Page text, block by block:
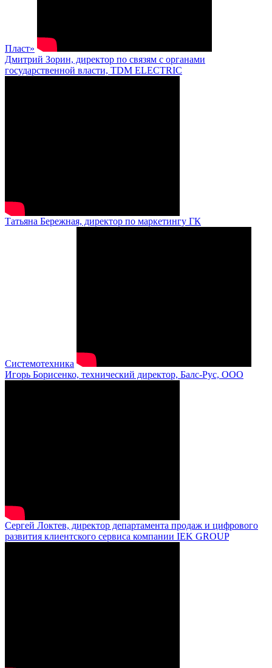
Пласт»
Дмитрий Зорин, директор по связям с органами
государственной власти, TDM ELECTRIC
Татьяна Бережная, директор по маркетингу ГК
Системотехника
Игорь Борисенко, технический директор, Балс-Рус, ООО
Сергей Локтев, директор департамента продаж и цифрового
развития клиентского сервиса компании IEK GROUP